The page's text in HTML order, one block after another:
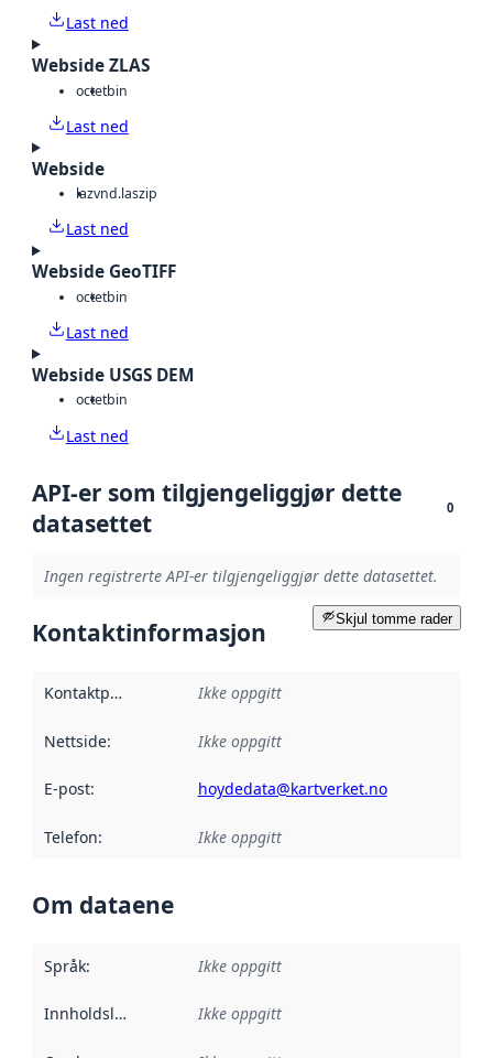
Last ned
Webside ZLAS
octetbin
Last ned
Webside
lazvnd.laszip
Last ned
Webside GeoTIFF
octetbin
Last ned
Webside USGS DEM
octetbin
Last ned
API-er som tilgjengeliggjør dette
datasettet
0
Ingen registrerte API-er tilgjengeliggjør dette datasettet.
Skjul tomme rader
Kontaktinformasjon
Kontaktpunkt Ikke oppgitt
Nettside: Ikke oppgitt
E-post: hoydedata@kartverket.no
Telefon: Ikke oppgitt
Om dataene
Språk: Ikke oppgitt
Innholdsleverandører :
Ikke oppgitt